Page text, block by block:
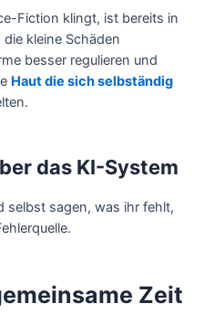
Fiction klingt, ist bereits in
kleine Schäden
besser regulieren und
Haut die sich selbständig
das KI-System
selbst sagen, was ihr fehlt,
Zeit